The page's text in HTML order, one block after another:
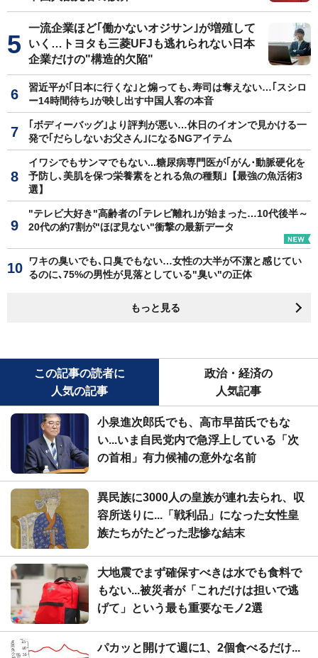
一流企業ほど｢働かないオジサン｣が増殖して
いく…トヨタも三菱UFJも逃れられない日本
企業だけの"構造的欠陥"
習近平が｢日本に行くな｣と煽っても､寿司は奪えない…｢スシロ
ー14時間待ち｣が映し出す中国人客の本音
｢ボディーバッグ｣より評判が悪い…休日のイオンで見かける一
発で｢だらしないお父さん｣になるNGアイテム
イワシでもサンマでもない...糖尿病専門医が｢がん･動脈硬化を
予防し､美肌を保つ栄養素をとれる魚の種類｣【最強の魚活術3
選】
"テレビ大好き"高齢者の｢テレビ離れ｣が始まった…10代後半～
20代の約7割が"ほぼ見ない"衝撃の最新データ
ワキの臭いでも､口臭でもない…女性の大半が不潔と感じてい
るのに､75%の男性が見落としている"臭い"の正体
もっと見る
この記事の読者に
人気の記事
政治・経済の
人気記事
小泉進次郎氏でも、高市早苗氏でもな
い...いま自民党内で急浮上している「次
の首相」有力候補の意外な名前
異民族に3000人の皇族が連れ去られ、収
容所送りに...「戦利品」になった女性皇
族たちがたどった悲惨な結末
大地震でまず確保すべきは水でも食料で
もない...被災者が「これだけは担いで逃
げて」という最も重要なモノ2選
パカッと開けて週に1、2個食べるだけ...